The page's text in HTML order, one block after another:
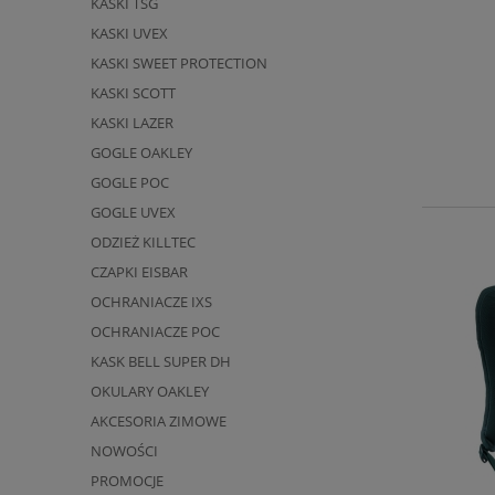
KASKI UVEX
KASKI SWEET PROTECTION
KASKI SCOTT
KASKI LAZER
GOGLE OAKLEY
GOGLE POC
GOGLE UVEX
ODZIEŻ KILLTEC
CZAPKI EISBAR
OCHRANIACZE IXS
OCHRANIACZE POC
KASK BELL SUPER DH
OKULARY OAKLEY
AKCESORIA ZIMOWE
NOWOŚCI
PROMOCJE